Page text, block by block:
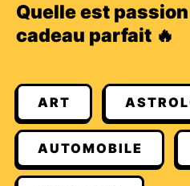
Quelle est
cadeau parfait 🔥
ART
AUTOMOBILE